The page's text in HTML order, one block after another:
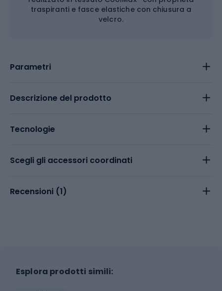
traspiranti e fasce elastiche con chiusura a
velcro.
Parametri
Descrizione del prodotto
Tecnologie
Scegli gli accessori coordinati
Recensioni (1)
Esplora prodotti simili: